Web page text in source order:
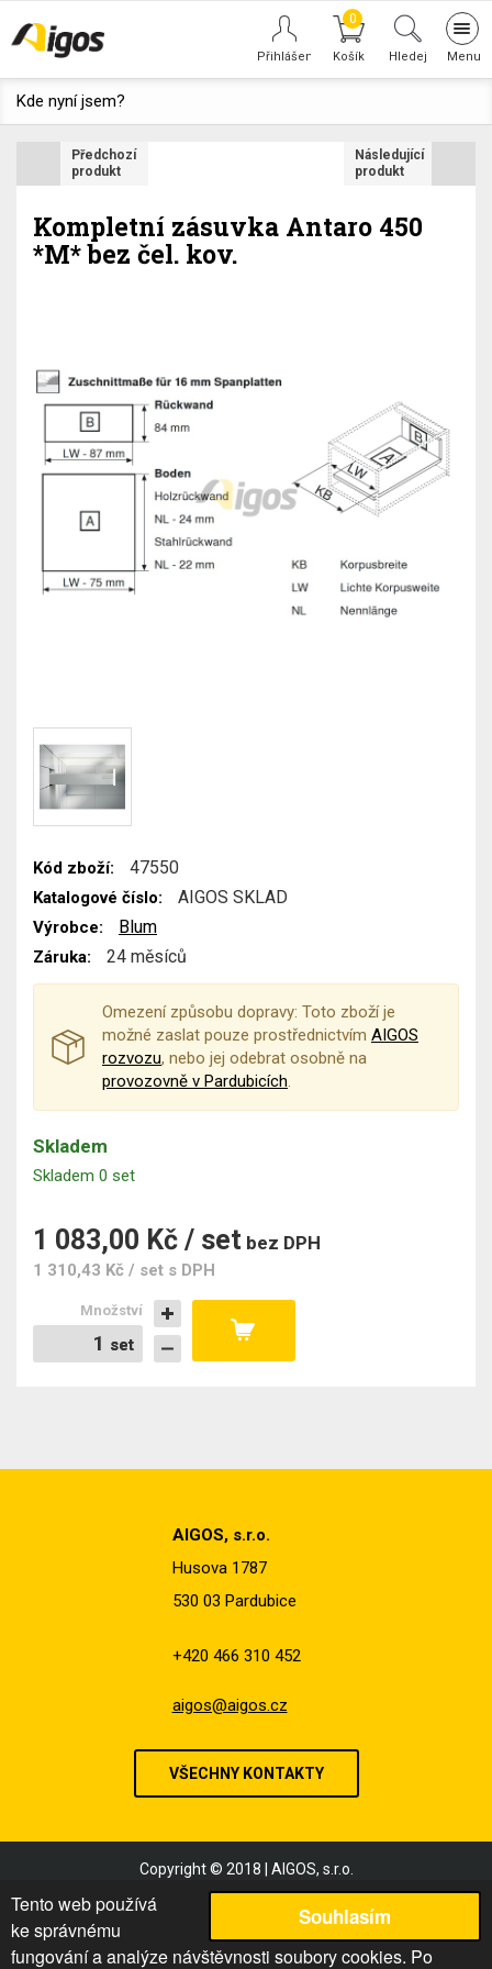
Souhlasím
Tento web používá
ke správnému
fungování a analýze návštěvnosti soubory cookies. Po
0
Hledej
Kde nyní jsem?
Předchozí
produkt
Následující
produkt
Kompletní zásuvka Antaro 450
*M* bez čel. kov.
Kód zboží: 47550
Katalogové číslo: AIGOS SKLAD
Výrobce: Blum
Záruka: 24 měsíců
Omezení způsobu dopravy: Toto zboží je
možné zaslat pouze prostřednictvím AIGOS
rozvozu, nebo jej odebrat osobně na
provozovně v Pardubicích
Skladem
Skladem 0 set
1 083,00 Kč / set bez DPH
1 310,43 Kč / set s DPH
set
set
Množství
AIGOS, s.r.o.
Husova 1787
530 03 Pardubice
+420 466 310 452
aigos@aigos.cz
VŠECHNY KONTAKTY
Copyright © 2018 | AIGOS, s.r.o.
Obchodní podmínky
Reklamační řád
Podmínky užití